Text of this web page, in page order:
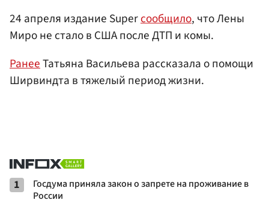
24 апреля издание Superсообщило, что Лены
Миро не стало в США после ДТП и комы.
РанееТатьяна Васильева рассказала о помощи
Ширвиндта в тяжелый период жизни.
1
Госдума приняла закон о запрете на проживание в
России